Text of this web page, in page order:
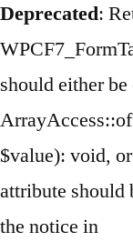
Deprecated:
should either
$value): void,
attribute should
the notice in